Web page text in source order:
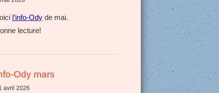
l’info-Ody de mai.
lecture!
Ody mars
avril 2026